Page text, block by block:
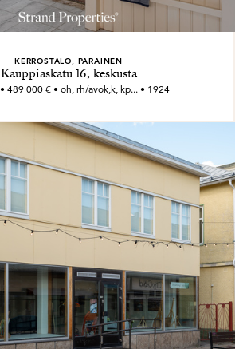
KERROSTALO, PARAINEN
Kauppiaskatu 16, keskusta
489 000 € • oh, rh/avok,k, kp... • 1924